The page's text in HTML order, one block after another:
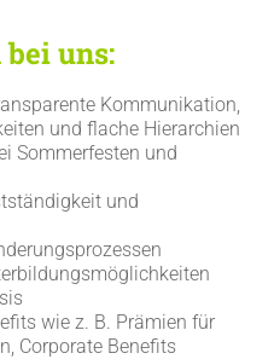
uns:
Kommunikation,
und flache Hierarchien
Sommerfesten und
und
wie z. B. Prämien für
Corporate Benefits